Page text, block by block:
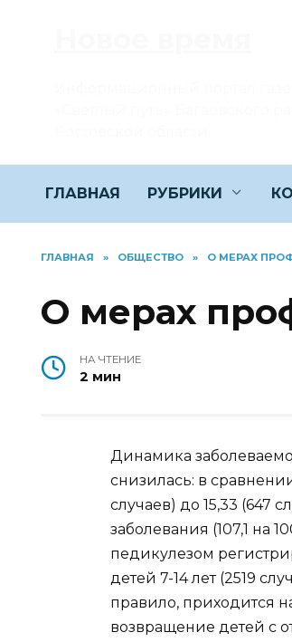
ГЛАВНАЯ РУБРИКИ
ГЛАВНАЯ » ОБЩЕСТВО » О МЕРАХ
О мерах
НА ЧТЕНИЕ
2 мин
Динамика
снизилась: в
случаев) до 15,33 (647
заболевания (107,1 на
педикулезом
детей 7-14 лет (2519
правило, приходится
возвращение детей с